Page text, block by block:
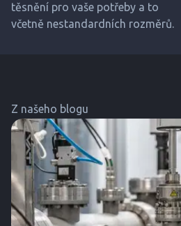
těsnění pro vaše potřeby a to
včetně nestandardních rozměrů.
Z našeho blogu